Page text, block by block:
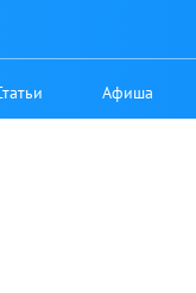
Афиша